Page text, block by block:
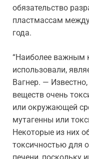
обязательство
пластмассам
года.
“Наиболее важным
использовали,
Вагнер. —
веществ очень
или окружающей
мутагенны или
Некоторые из них
токсичностью для